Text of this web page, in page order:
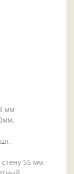
мм
55 мм